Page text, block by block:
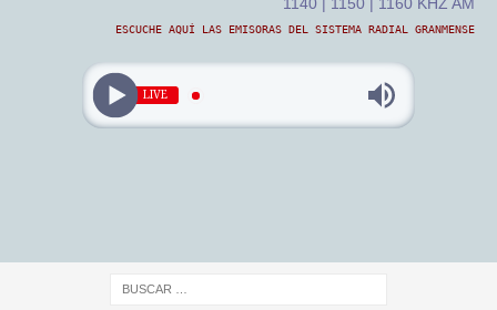
ESCUCHE AQUÍ LAS EMISORAS DEL SISTEMA RADIAL GRANMENSE
LIVE